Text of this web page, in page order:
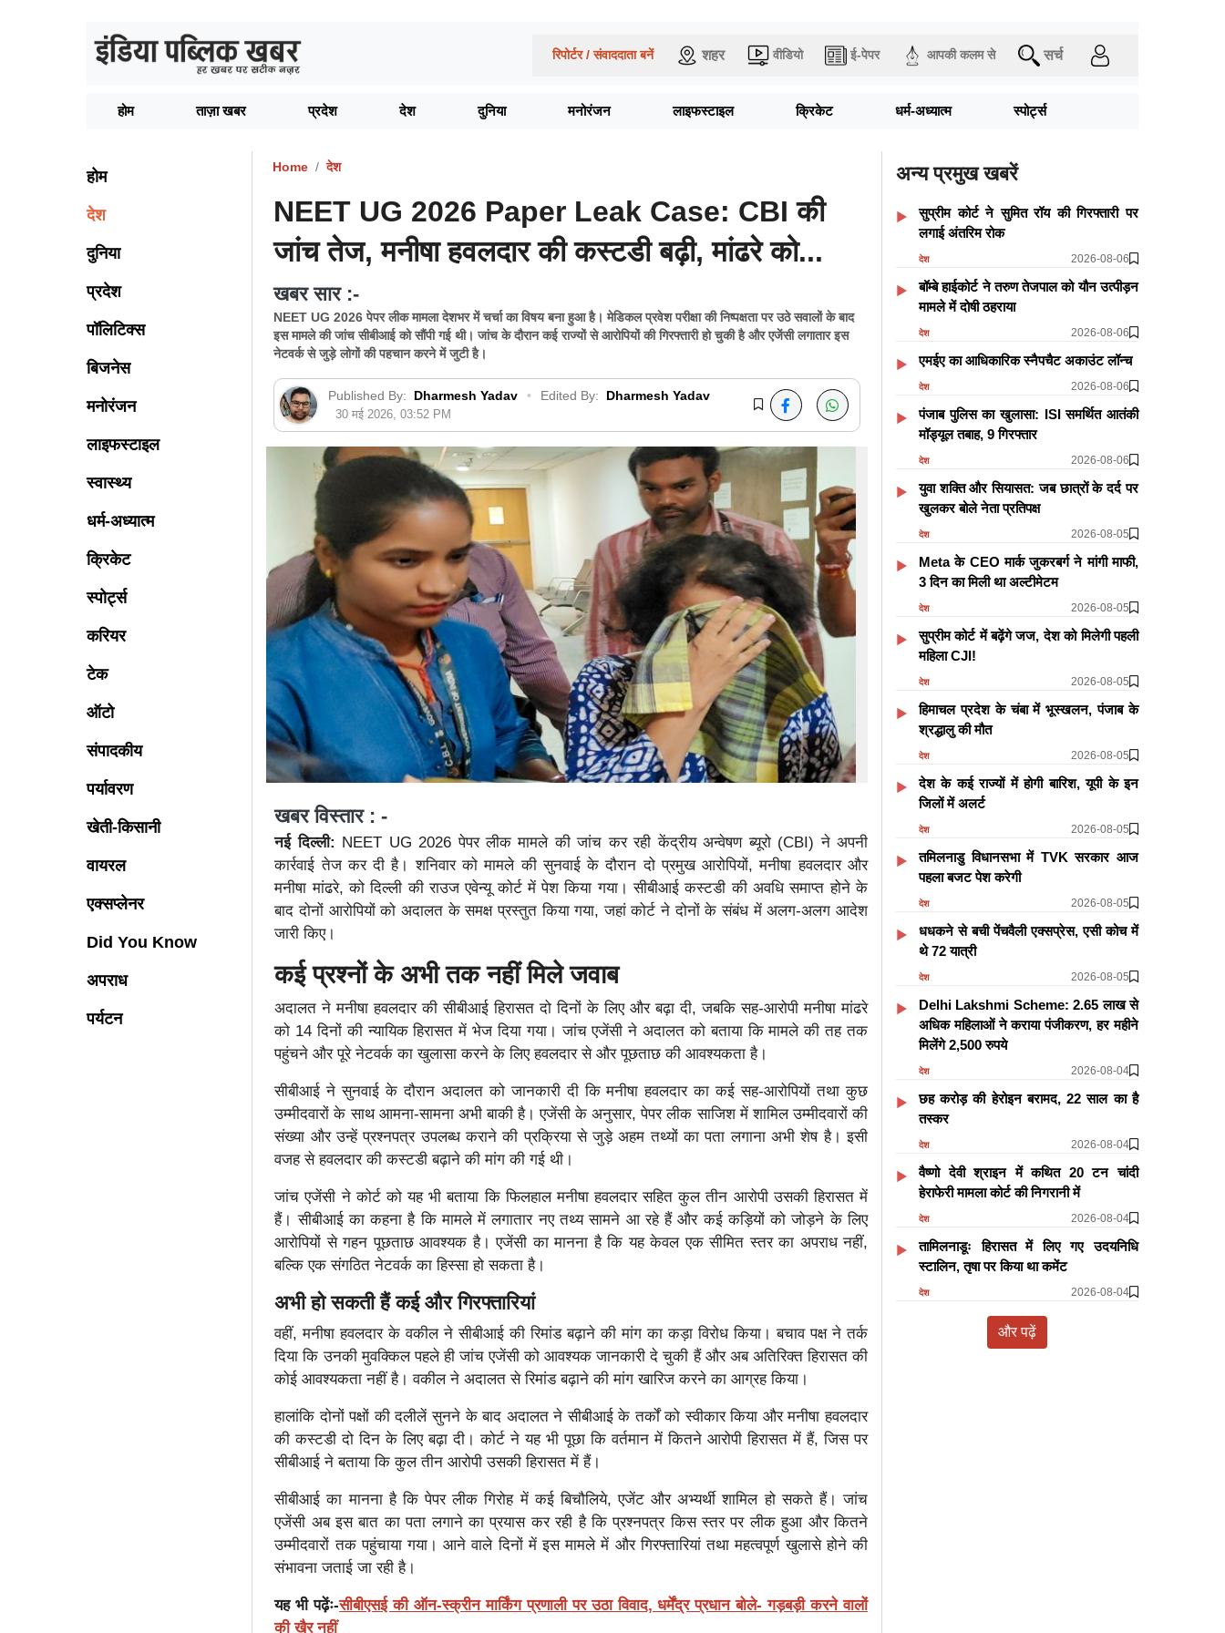
रिपोर्टर / संवाददाता बनें शहर वीडियो ई-पेपर आपकी कलम से सर्च
होम ताज़ा खबर प्रदेश देश दुनिया मनोरंजन लाइफस्टाइल क्रिकेट धर्म-अध्यात्म स्पोर्ट्स
होम
देश
दुनिया
प्रदेश
पॉलिटिक्स
बिजनेस
मनोरंजन
लाइफस्टाइल
स्वास्थ्य
धर्म-अध्यात्म
क्रिकेट
स्पोर्ट्स
करियर
टेक
ऑटो
संपादकीय
पर्यावरण
खेती-किसानी
वायरल
एक्सप्लेनर
Did You Know
अपराध
पर्यटन
Home देश
NEET UG 2026 Paper Leak Case: CBI की
जांच तेज, मनीषा हवलदार की कस्टडी बढ़ी, मांढरे को...
खबर सार :-
NEET UG 2026 पेपर लीक मामला देशभर में चर्चा का विषय बना हुआ है। मेडिकल प्रवेश परीक्षा की निष्पक्षता पर उठे सवालों के बाद
इस मामले की जांच सीबीआई को सौंपी गई थी। जांच के दौरान कई राज्यों से आरोपियों की गिरफ्तारी हो चुकी है और एजेंसी लगातार इस
नेटवर्क से जुड़े लोगों की पहचान करने में जुटी है।
Published By: Dharmesh Yadav • Edited By: Dharmesh Yadav
30 मई 2026, 03:52 PM
खबर विस्तार : -
नई दिल्ली: NEET UG 2026 पेपर लीक मामले की जांच कर रही केंद्रीय अन्वेषण ब्यूरो (CBI) ने अपनी
कार्रवाई तेज कर दी है। शनिवार को मामले की सुनवाई के दौरान दो प्रमुख आरोपियों, मनीषा हवलदार और
मनीषा मांढरे, को दिल्ली की राउज एवेन्यू कोर्ट में पेश किया गया। सीबीआई कस्टडी की अवधि समाप्त होने के
बाद दोनों आरोपियों को अदालत के समक्ष प्रस्तुत किया गया, जहां कोर्ट ने दोनों के संबंध में अलग-अलग आदेश
जारी किए।
कई प्रश्नों के अभी तक नहीं मिले जवाब
अदालत ने मनीषा हवलदार की सीबीआई हिरासत दो दिनों के लिए और बढ़ा दी, जबकि सह-आरोपी मनीषा मांढरे
को 14 दिनों की न्यायिक हिरासत में भेज दिया गया। जांच एजेंसी ने अदालत को बताया कि मामले की तह तक
पहुंचने और पूरे नेटवर्क का खुलासा करने के लिए हवलदार से और पूछताछ की आवश्यकता है।
सीबीआई ने सुनवाई के दौरान अदालत को जानकारी दी कि मनीषा हवलदार का कई सह-आरोपियों तथा कुछ
उम्मीदवारों के साथ आमना-सामना अभी बाकी है। एजेंसी के अनुसार, पेपर लीक साजिश में शामिल उम्मीदवारों की
संख्या और उन्हें प्रश्नपत्र उपलब्ध कराने की प्रक्रिया से जुड़े अहम तथ्यों का पता लगाना अभी शेष है। इसी
वजह से हवलदार की कस्टडी बढ़ाने की मांग की गई थी।
जांच एजेंसी ने कोर्ट को यह भी बताया कि फिलहाल मनीषा हवलदार सहित कुल तीन आरोपी उसकी हिरासत में
हैं। सीबीआई का कहना है कि मामले में लगातार नए तथ्य सामने आ रहे हैं और कई कड़ियों को जोड़ने के लिए
आरोपियों से गहन पूछताछ आवश्यक है। एजेंसी का मानना है कि यह केवल एक सीमित स्तर का अपराध नहीं,
बल्कि एक संगठित नेटवर्क का हिस्सा हो सकता है।
अभी हो सकती हैं कई और गिरफ्तारियां
वहीं, मनीषा हवलदार के वकील ने सीबीआई की रिमांड बढ़ाने की मांग का कड़ा विरोध किया। बचाव पक्ष ने तर्क
दिया कि उनकी मुवक्किल पहले ही जांच एजेंसी को आवश्यक जानकारी दे चुकी हैं और अब अतिरिक्त हिरासत की
कोई आवश्यकता नहीं है। वकील ने अदालत से रिमांड बढ़ाने की मांग खारिज करने का आग्रह किया।
हालांकि दोनों पक्षों की दलीलें सुनने के बाद अदालत ने सीबीआई के तर्कों को स्वीकार किया और मनीषा हवलदार
की कस्टडी दो दिन के लिए बढ़ा दी। कोर्ट ने यह भी पूछा कि वर्तमान में कितने आरोपी हिरासत में हैं, जिस पर
सीबीआई ने बताया कि कुल तीन आरोपी उसकी हिरासत में हैं।
सीबीआई का मानना है कि पेपर लीक गिरोह में कई बिचौलिये, एजेंट और अभ्यर्थी शामिल हो सकते हैं। जांच
एजेंसी अब इस बात का पता लगाने का प्रयास कर रही है कि प्रश्नपत्र किस स्तर पर लीक हुआ और कितने
उम्मीदवारों तक पहुंचाया गया। आने वाले दिनों में इस मामले में और गिरफ्तारियां तथा महत्वपूर्ण खुलासे होने की
संभावना जताई जा रही है।
यह भी पढ़ेंः-सीबीएसई की ऑन-स्क्रीन मार्किंग प्रणाली पर उठा विवाद, धर्मेंद्र प्रधान बोले- गड़बड़ी करने वालों
की खैर नहीं
अन्य प्रमुख खबरें
सुप्रीम कोर्ट ने सुमित रॉय की गिरफ्तारी पर
लगाई अंतरिम रोक
देश 2026-08-06
बॉम्बे हाईकोर्ट ने तरुण तेजपाल को यौन उत्पीड़न
मामले में दोषी ठहराया
देश 2026-08-06
एमईए का आधिकारिक स्नैपचैट अकाउंट लॉन्च
देश 2026-08-06
पंजाब पुलिस का खुलासा: ISI समर्थित आतंकी
मॉड्यूल तबाह, 9 गिरफ्तार
देश 2026-08-06
युवा शक्ति और सियासत: जब छात्रों के दर्द पर
खुलकर बोले नेता प्रतिपक्ष
देश 2026-08-05
Meta के CEO मार्क जुकरबर्ग ने मांगी माफी,
3 दिन का मिली था अल्टीमेटम
देश 2026-08-05
सुप्रीम कोर्ट में बढ़ेंगे जज, देश को मिलेगी पहली
महिला CJI!
देश 2026-08-05
हिमाचल प्रदेश के चंबा में भूस्खलन, पंजाब के
श्रद्धालु की मौत
देश 2026-08-05
देश के कई राज्यों में होगी बारिश, यूपी के इन
जिलों में अलर्ट
देश 2026-08-05
तमिलनाडु विधानसभा में TVK सरकार आज
पहला बजट पेश करेगी
देश 2026-08-05
धधकने से बची पेंचवैली एक्सप्रेस, एसी कोच में
थे 72 यात्री
देश 2026-08-05
Delhi Lakshmi Scheme: 2.65 लाख से
अधिक महिलाओं ने कराया पंजीकरण, हर महीने
मिलेंगे 2,500 रुपये
देश 2026-08-04
छह करोड़ की हेरोइन बरामद, 22 साल का है
तस्कर
देश 2026-08-04
वैष्णो देवी श्राइन में कथित 20 टन चांदी
हेराफेरी मामला कोर्ट की निगरानी में
देश 2026-08-04
तामिलनाडूः हिरासत में लिए गए उदयनिधि
स्टालिन, तृषा पर किया था कमेंट
देश 2026-08-04
और पढ़ें